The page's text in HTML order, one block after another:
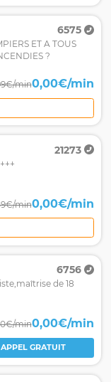
6575
ET A TOUS
?
min0,00€/min
21273
min0,00€/min
6756
min0,00€/min
APPEL GRATUIT